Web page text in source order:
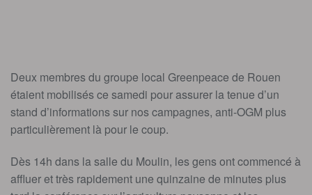
Deux membres du groupe local Greenpeace de Rouen
étaient mobilisés ce samedi pour assurer la tenue d’un
stand d’informations sur nos campagnes, anti-OGM plus
particulièrement là pour le coup.
Dès 14h dans la salle du Moulin, les gens ont commencé à
affluer et très rapidement une quinzaine de minutes plus